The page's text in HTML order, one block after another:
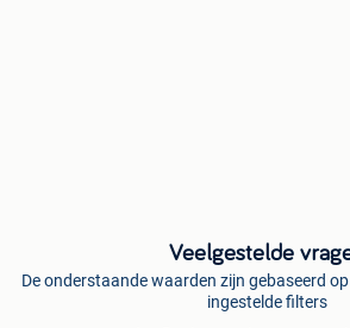
Veelgestelde
De onderstaande waarden zijn gebaseerd
ingestelde filters